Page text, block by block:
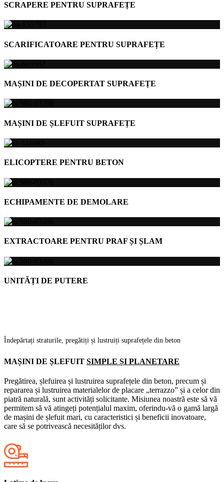
SCRAPERE PENTRU SUPRAFEȚE
SCARIFICATOARE PENTRU SUPRAFEȚE
MAȘINI DE DECOPERTAT SUPRAFEȚE
MAȘINI DE ȘLEFUIT SUPRAFEȚE
ELICOPTERE PENTRU BETON
ECHIPAMENTE DE DEMOLARE
EXTRACTOARE PENTRU PRAF ȘI ȘLAM
UNITĂȚI DE PUTERE
Îndepărtați straturile, pregătiți și lustruiți suprafețele din beton
MAȘINI DE ȘLEFUIT SIMPLE ȘI PLANETARE
Pregătirea, șlefuirea și lustruirea suprafețele din beton, precum și
repararea și lustruirea materialelor de placare „terrazzo” și a celor din
piatră naturală, sunt activități solicitante. Misiunea noastră este să vă
permitem să vă atingeți potențialul maxim, oferindu-vă o gamă largă
de mașini de șlefuit mari, cu caracteristici și beneficii inovatoare,
care să se potrivească necesităților dvs.